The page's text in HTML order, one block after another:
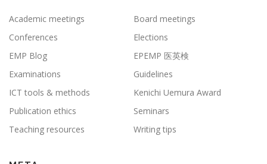
Academic meetings
Board meetings
Conferences
Elections
EMP Blog
EPEMP 医英検
Examinations
Guidelines
ICT tools & methods
Kenichi Uemura Award
Publication ethics
Seminars
Teaching resources
Writing tips